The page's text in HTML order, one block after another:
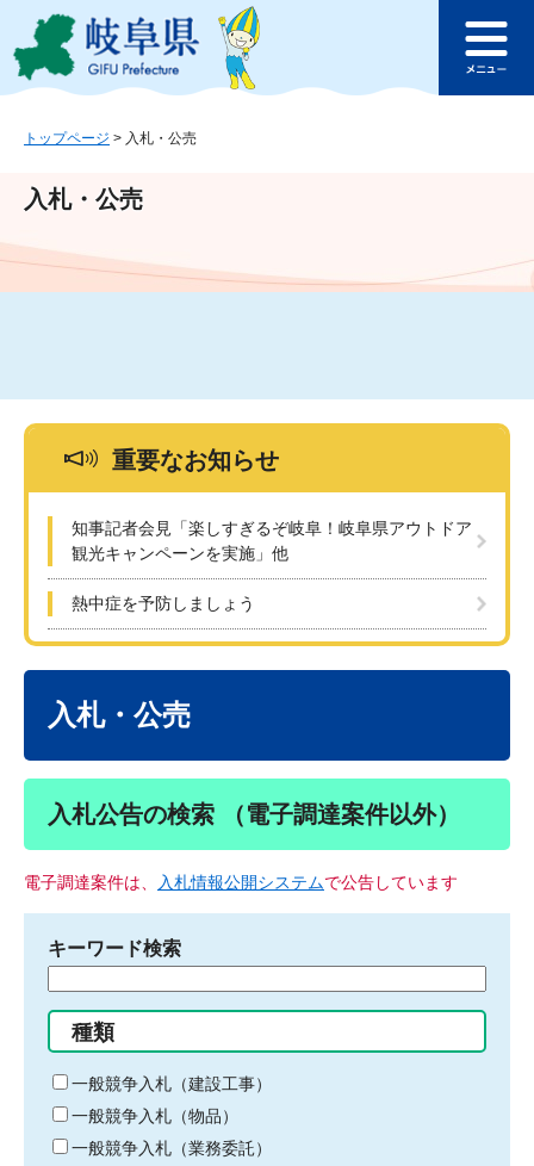
ジ
ュ
文
このページの本文へ
ュ
トップページ > 入札・公売
入札・公売
重要なお知らせ
知事記者会見「楽しすぎるぞ岐阜！岐阜県アウトドア
観光キャンペーンを実施」他
熱中症を予防しましょう
入札・公売
入札公告の検索 （電子調達案件以外）
電子調達案件は、 入札情報公開システムで公告しています
キーワード検索
る
キ
ー
ワ
ー
種類
一般競争入札（建設工事）
一般競争入札（物品）
一般競争入札（業務委託）